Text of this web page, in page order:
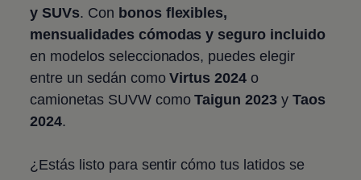
y SUVs. Con bonos flexibles,
mensualidades cómodas y seguro incluido
en modelos seleccionados, puedes elegir
entre un sedán como Virtus 2024o
camionetas SUVW como Taigun 2023 y Taos
2024.
¿Estás listo para sentir cómo tus latidos se